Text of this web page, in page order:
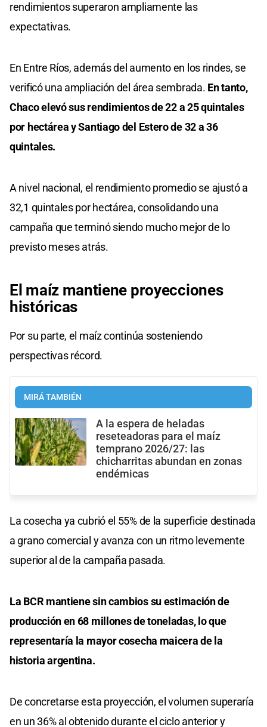
rendimientos superaron ampliamente las
expectativas.
En Entre Ríos, además del aumento en los rindes, se
verificó una ampliación del área sembrada. En tanto,
Chaco elevó sus rendimientos de 22 a 25 quintales
por hectárea y Santiago del Estero de 32 a 36
quintales.
A nivel nacional, el rendimiento promedio se ajustó a
32,1 quintales por hectárea, consolidando una
campaña que terminó siendo mucho mejor de lo
previsto meses atrás.
El maíz mantiene proyecciones
históricas
Por su parte, el maíz continúa sosteniendo
perspectivas récord.
MIRÁ TAMBIÉN
A la espera de heladas
reseteadoras para el maíz
temprano 2026/27: las
chicharritas abundan en zonas
endémicas
La cosecha ya cubrió el 55% de la superficie destinada
a grano comercial y avanza con un ritmo levemente
superior al de la campaña pasada.
La BCR mantiene sin cambios su estimación de
producción en 68 millones de toneladas, lo que
representaría la mayor cosecha maicera de la
historia argentina.
De concretarse esta proyección, el volumen superaría
en un 36% al obtenido durante el ciclo anterior y